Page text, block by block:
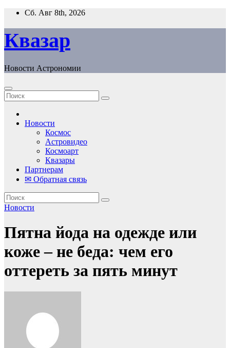
Перейти
содержанию
Сб. Авг 8th, 2026
Квазар
Новости Астрономии
Новости
Космос
Астровидео
Космоарт
Квазары
Партнерам
✉ Обратная связь
Новости
Пятна йода на одежде или
коже – не беда: чем его
оттереть за пять минут